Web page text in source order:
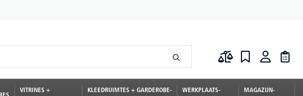
VITRINES +
KLEEDRUIMTES + GARDEROBE-
WERKPLAATS-
MAGAZIJN-